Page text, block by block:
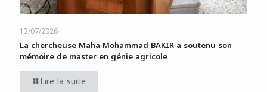
13/07/2026
La chercheuse Maha Mohammad BAKIR a soutenu son
mémoire de master en génie agricole
Lire la suite